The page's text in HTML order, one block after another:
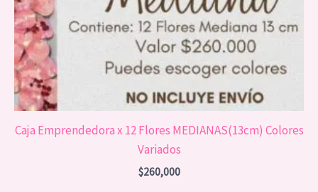
Caja Emprendedora x 12 Flores MEDIANAS(13cm) Colores
Variados
$260,000